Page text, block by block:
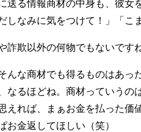
送る情報商材の中身も、彼女
だしなみに気をつけて！」「
詐欺以外の何物でもないです
んな商材でも得るものはあっ
、なるほどね。商材っていうの
えれば、まぁお金を払った
お金返してほしい（笑）